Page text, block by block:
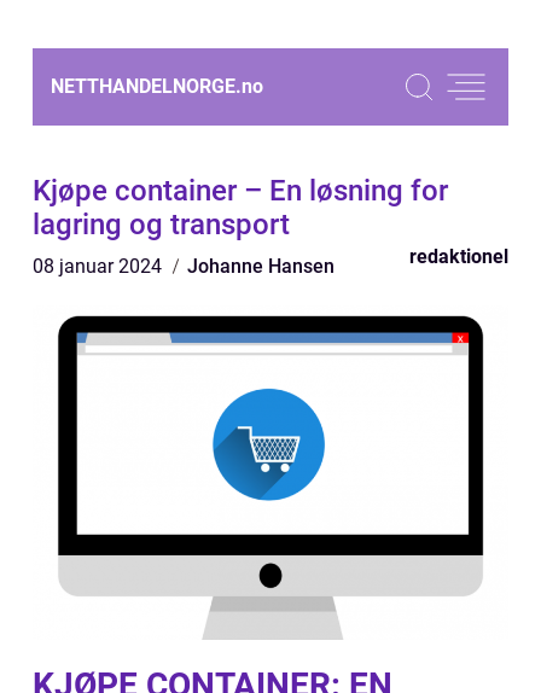
NETTHANDELNORGE.no
Kjøpe container – En løsning for
lagring og transport
08 januar 2024 Johanne Hansen redaktionel